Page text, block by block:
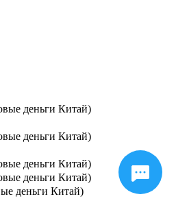
деньги Китай)
деньги Китай)
деньги Китай)
деньги Китай)
деньги Китай)